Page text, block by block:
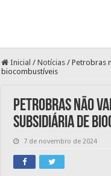
Inicial / Notícias / Petrobras
biocombustíveis
Petrobras não
subsidiária de
7 de novembro de 2024